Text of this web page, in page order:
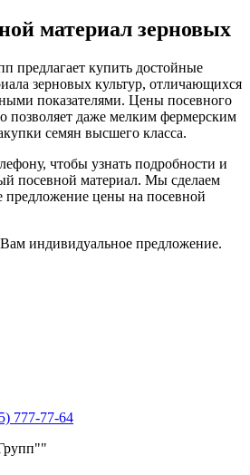
материал зерновых
предлагает купить достойные
зерновых культур, отличающихся
показателями. Цены посевного
позволяет даже мелким фермерским
семян высшего класса.
чтобы узнать подробности и
посевной материал. Мы сделаем
предложение цены на посевной
индивидуальное предложение.
777-77-64